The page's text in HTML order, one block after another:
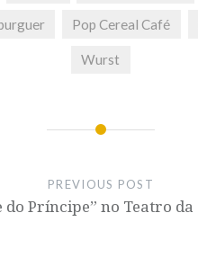
Pop Cereal Café
Wurst
PREVIOUS POST
do Príncipe” no Teatro